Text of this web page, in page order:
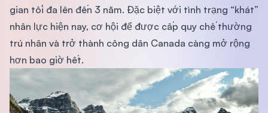
gian tối đa lên đến 3 năm. Đặc biệt với tình trạng “khát”
nhân lực hiện nay, cơ hội để được cấp quy chế thường
trú nhân và trở thành công dân Canada càng mở rộng
hơn bao giờ hết.